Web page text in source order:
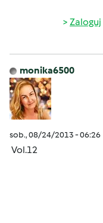
Zaloguj
monika6500
sob., 08/24/2013 - 06:26
Vol.12